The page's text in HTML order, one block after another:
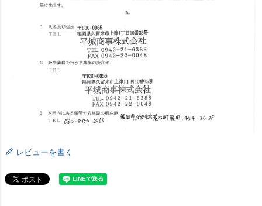
レビューを書く